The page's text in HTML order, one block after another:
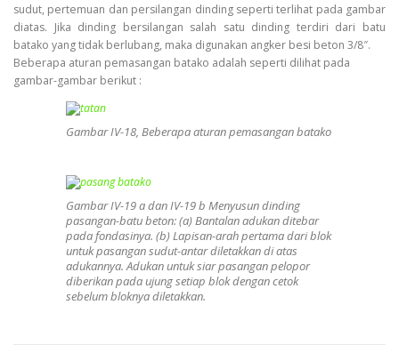
sudut, pertemuan dan persilangan dinding seperti terlihat pada gambar
diatas. Jika dinding bersilangan salah satu dinding terdiri dari batu
batako yang tidak berlubang, maka digunakan angker besi beton 3/8″.
Beberapa aturan pemasangan batako adalah seperti dilihat pada
gambar-gambar berikut :
Gambar IV-18, Beberapa aturan pemasangan batako
Gambar IV-19 a dan IV-19 b Menyusun dinding
pasangan-batu beton: (a) Bantalan adukan ditebar
pada fondasinya. (b) Lapisan-arah pertama dari blok
untuk pasangan sudut-antar diletakkan di atas
adukannya. Adukan untuk siar pasangan pelopor
diberikan pada ujung setiap blok dengan cetok
sebelum bloknya diletakkan.